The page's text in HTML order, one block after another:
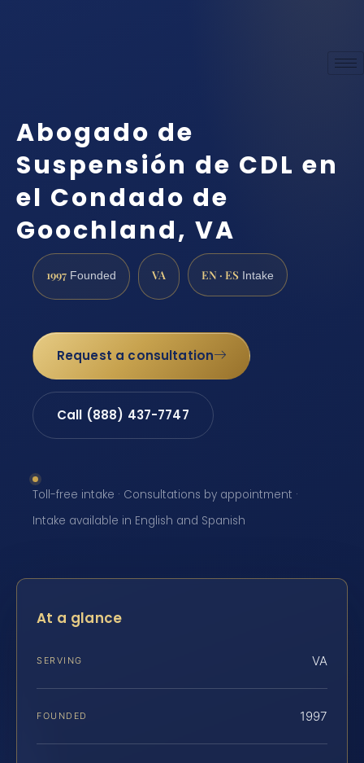
Abogado de
Suspensión de CDL en
el Condado de
Goochland, VA
1997 Founded VA EN · ES Intake
Request a consultation
Call (888) 437-7747
Toll-free intake · Consultations by appointment ·
Intake available in English and Spanish
At a glance
SERVING VA
FOUNDED 1997